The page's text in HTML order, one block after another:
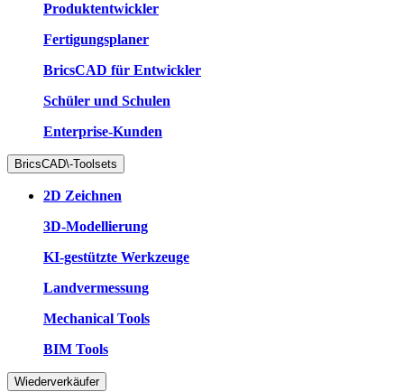
Produktentwickler
Fertigungsplaner
BricsCAD für Entwickler
Schüler und Schulen
Enterprise-Kunden
BricsCAD\-Toolsets
2D Zeichnen
3D-Modellierung
KI-gestützte Werkzeuge
Landvermessung
Mechanical Tools
BIM Tools
Wiederverkäufer